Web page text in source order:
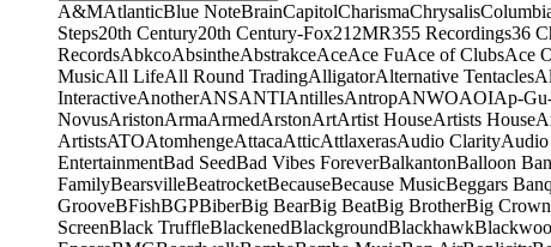
A&MAtlanticBlue NoteBrainCapitolCharismaChrysalis
Steps20th Century20th Century-Fox21 2MR355 Recordings36
RecordsAbkcoAbsintheAbstrakceAceAce FuAce of ClubsAce
MusicAll LifeAll Round TradingAlligatorAlternative Tentacles
InteractiveAnotherANSANTIAntillesAntropANWOAOIAp-
NovusAristonArmaArmedArstonArtArtist HouseArtists House
ArtistsATOAtomhengeAttacaAtticAttlaxerasAudio ClarityAudio
EntertainmentBad SeedBad Vibes ForeverBalkantonBalloon
FamilyBearsvilleBeatrocketBecauseBecause MusicBeggars
GrooveBFishBGPBiberBig BearBig BeatBig BrotherBig Crown
ScreenBlack TruffleBlackenedBlackgroundBlackhawk